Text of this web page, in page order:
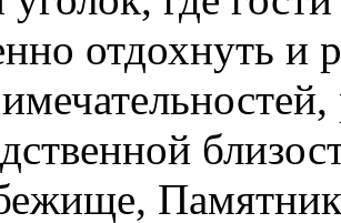
отдохнуть и